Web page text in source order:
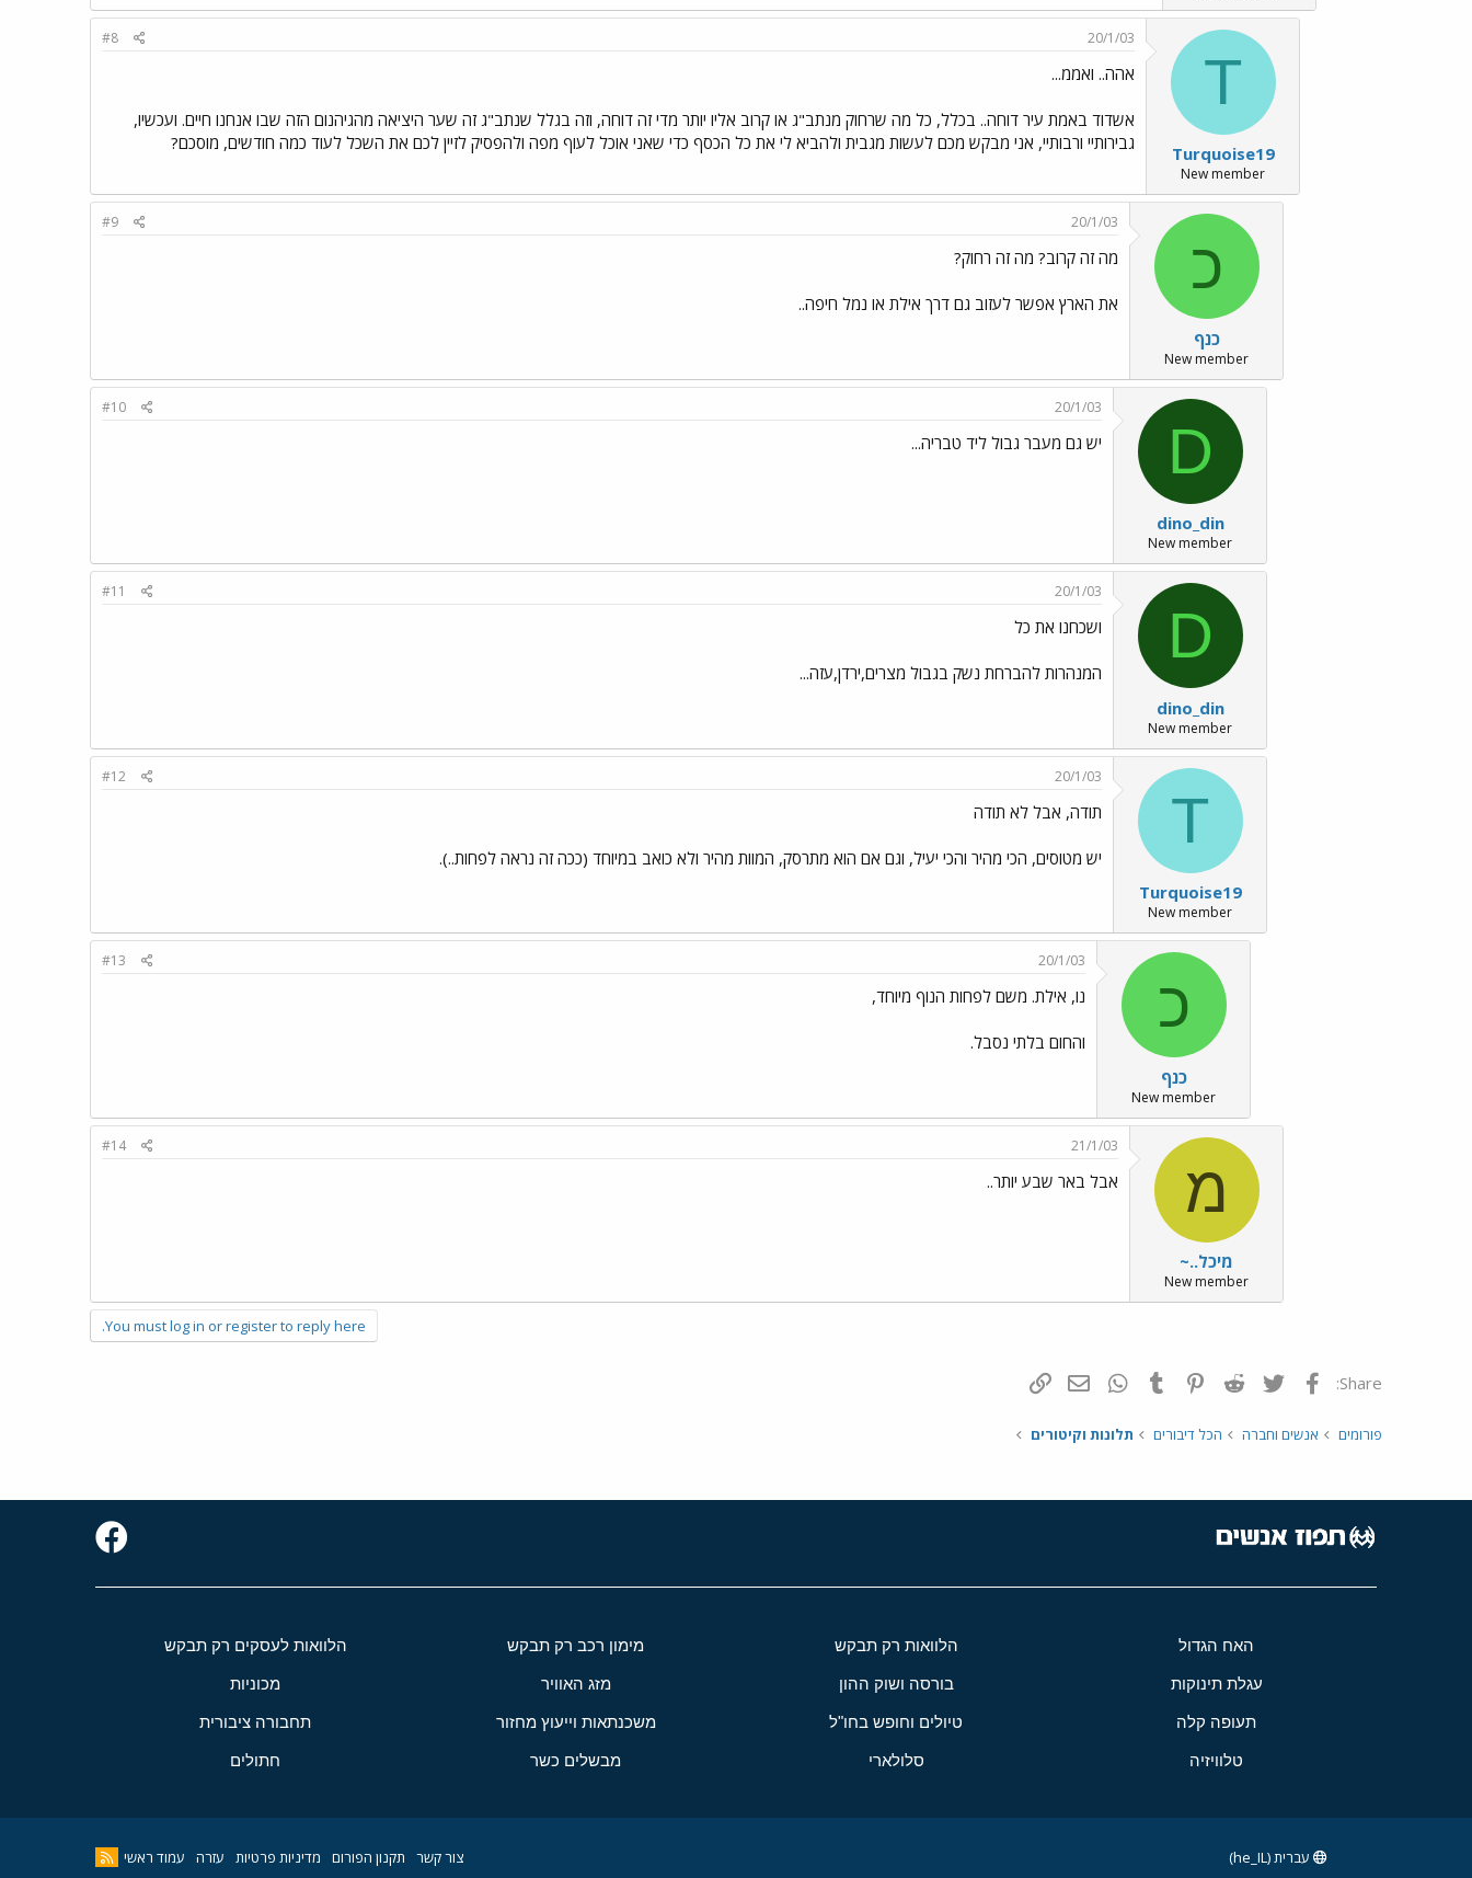
T
Turquoise19
New member
20/1/03
#8
אהה.. ואממ...
אשדוד באמת עיר דוחה.. בכלל, כל מה שרחוק מנתב"ג או קרוב אליו יותר מדי זה דוחה, וזה בגלל שנתב"ג זה שער היציאה מהגיהנום הזה שבו אנחנו חיים. ועכשיו,
גבירותיי ורבותיי, אני מבקש מכם לעשות מגבית ולהביא לי את כל הכסף כדי שאני אוכל לעוף מפה ולהפסיק לזיין לכם את השכל לעוד כמה חודשים, מוסכם?
כ
כנף
New member
20/1/03
#9
מה זה קרוב? מה זה רחוק?
את הארץ אפשר לעזוב גם דרך אילת או נמל חיפה..
D
dino_din
New member
20/1/03
#10
יש גם מעבר גבול ליד טבריה...
D
dino_din
New member
20/1/03
#11
ושכחנו את כל
המנהרות להברחת נשק בגבול מצרים,ירדן,עזה...
T
Turquoise19
New member
20/1/03
#12
תודה, אבל לא תודה
יש מטוסים, הכי מהיר והכי יעיל, וגם אם הוא מתרסק, המוות מהיר ולא כואב במיוחד (ככה זה נראה לפחות..).
כ
כנף
New member
20/1/03
#13
נו, אילת. משם לפחות הנוף מיוחד,
והחום בלתי נסבל.
מ
מיכל..~
New member
21/1/03
#14
אבל באר שבע יותר..
You must log in or register to reply here.
Share: פייסבוק Twitter
Reddit
Pinterest
Tumblr
WhatsAppדואר אלקטרוני
פורומים אנשים וחברה הכל דיבורים תלונות וקיטורים
האח הגדול הלוואות רק תבקש מימון רכב רק תבקש הלוואות לעסקים רק תבקש
עגלת תינוקות בורסה ושוק ההון מזג האוויר מכוניות
תעופה קלה טיולים וחופש בחו"ל משכנתאות וייעוץ מחזור תחבורה ציבורית
טלוויזיה סלולארי מבשלים כשר חתולים
צור קשר תקנון הפורום מדיניות פרטיות עזרה עמוד ראשי עברית (he_IL)